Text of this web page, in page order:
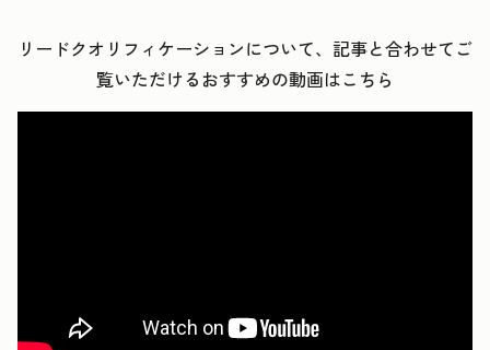
リードクオリフィケーションについて、 記事と合わせてご
覧いただけるおすすめの動画はこちら